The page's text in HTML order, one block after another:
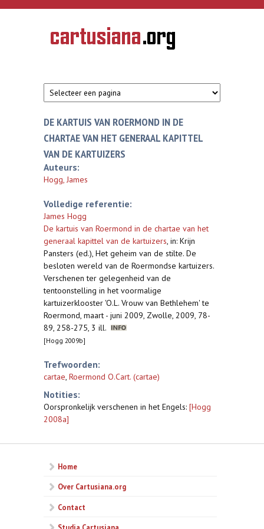
Overslaan en naar de inhoud gaan
CARTUSIANA
Geschiedenis
van de
DE KARTUIS VAN ROERMOND IN DE
CHARTAE VAN HET GENERAAL KAPITTEL
VAN DE KARTUIZERS
Auteurs:
Hogg, James
Volledige referentie:
James Hogg
De kartuis van Roermond in de chartae van het
generaal kapittel van de kartuizers, in: Krijn
Pansters (ed.), Het geheim van de stilte. De
besloten wereld van de Roermondse kartuizers.
Verschenen ter gelegenheid van de
tentoonstelling in het voormalige
kartuizerklooster 'O.L. Vrouw van Bethlehem' te
Roermond, maart - juni 2009, Zwolle, 2009, 78-
89, 258-275, 3 ill.
[Hogg 2009b]
Trefwoorden:
cartae, Roermond O.Cart. (cartae)
Notities:
Oorspronkelijk verschenen in het Engels: [Hogg
2008a]
Home
Over Cartusiana.org
Contact